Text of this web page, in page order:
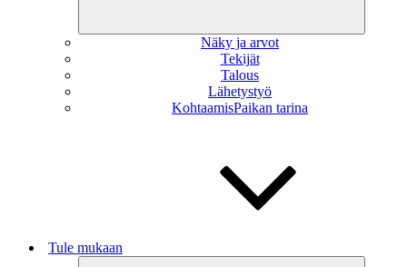
Näky ja arvot
Tekijät
Talous
Lähetystyö
KohtaamisPaikan tarina
Tule mukaan